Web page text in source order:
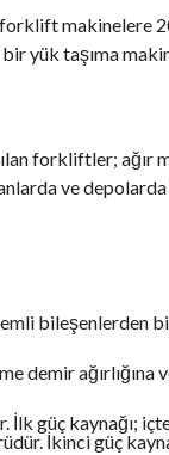
makinelere
yük taşıma
forkliftler;
ve
bileşenlerden
demir ağırlığına
İlk güç kaynağı;
İkinci güç